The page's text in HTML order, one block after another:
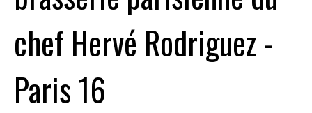
chef Hervé Rodriguez -
Paris 16